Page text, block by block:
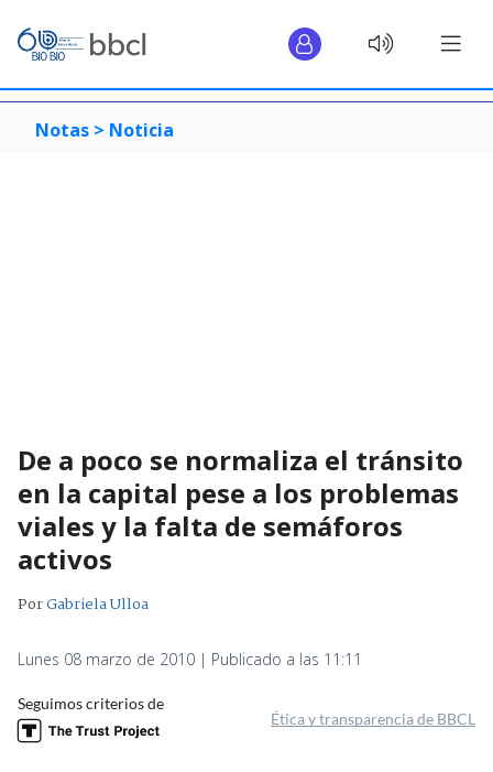
Notas > Noticia
De a poco se normaliza el tránsito
en la capital pese a los problemas
viales y la falta de semáforos
activos
PorGabriela Ulloa
Lunes 08 marzo de 2010 | Publicado a las 11:11
Seguimos criterios de
Ética y transparencia de BBCL